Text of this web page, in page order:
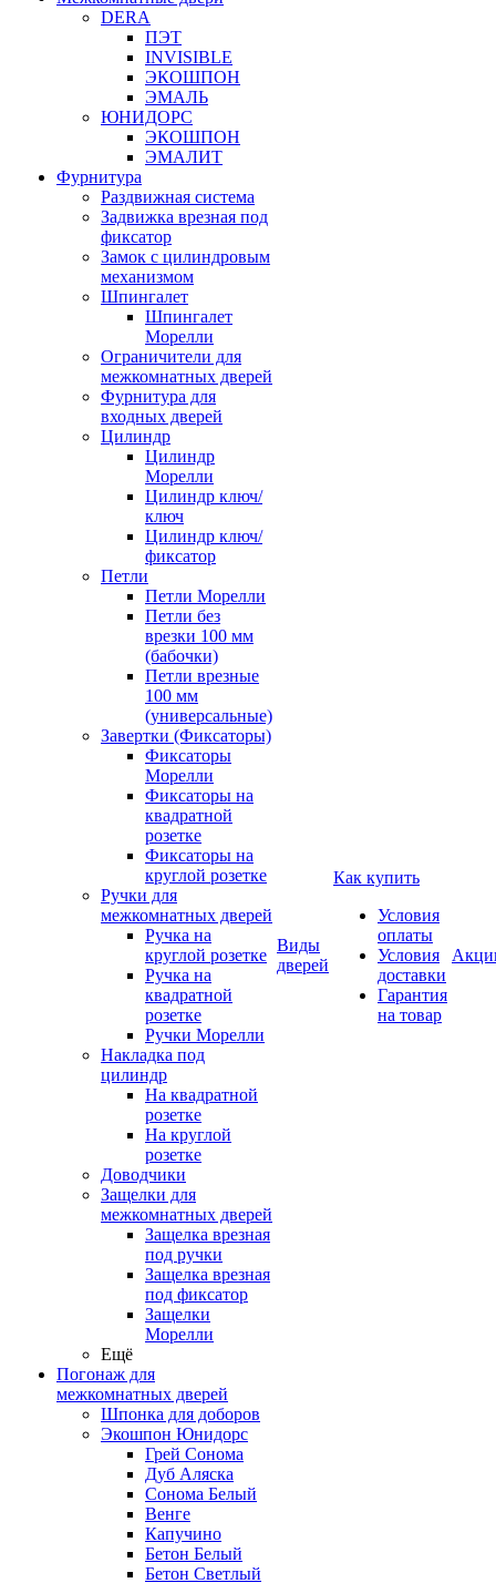
DERA
ПЭТ
INVISIBLE
ЭКОШПОН
ЭМАЛЬ
ЮНИДОРС
ЭКОШПОН
ЭМАЛИТ
Фурнитура
Раздвижная система
Задвижка врезная под
фиксатор
Замок с цилиндровым
механизмом
Шпингалет
Шпингалет
Морелли
Ограничители для
межкомнатных дверей
Фурнитура для
входных дверей
Цилиндр
Цилиндр
Морелли
Цилиндр ключ/
ключ
Цилиндр ключ/
фиксатор
Петли
Петли Морелли
Петли без
врезки 100 мм
(бабочки)
Петли врезные
100 мм
(универсальные)
Завертки (Фиксаторы)
Фиксаторы
Морелли
Фиксаторы на
квадратной
розетке
Фиксаторы на
круглой розетке
Ручки для
межкомнатных дверей
Ручка на
круглой розетке
Ручка на
квадратной
розетке
Ручки Морелли
Накладка под
цилиндр
На квадратной
розетке
На круглой
розетке
Доводчики
Защелки для
межкомнатных дверей
Защелка врезная
под ручки
Защелка врезная
под фиксатор
Защелки
Морелли
Ещё
Погонаж для
межкомнатных дверей
Шпонка для доборов
Экошпон Юнидорс
Грей Сонома
Дуб Аляска
Сонома Белый
Венге
Капучино
Бетон Белый
Бетон Светлый
Виды
дверей
Как купить
Условия
оплаты
Условия
доставки
Гарантия
на товар